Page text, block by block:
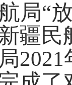
局“
疆